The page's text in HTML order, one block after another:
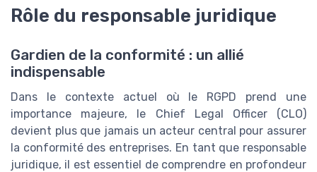
Rôle du responsable juridique
Gardien de la conformité : un allié
indispensable
Dans le contexte actuel où le RGPD prend une
importance majeure, le Chief Legal Officer (CLO)
devient plus que jamais un acteur central pour assurer
la conformité des entreprises. En tant que responsable
juridique, il est essentiel de comprendre en profondeur